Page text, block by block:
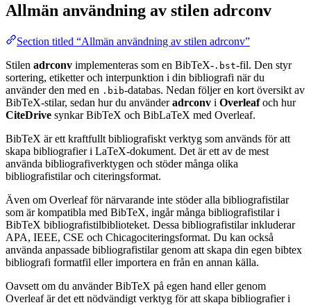
Allmän användning av stilen adrconv
Section titled “Allmän användning av stilen adrconv”
Stilen adrconv implementeras som en BibTeX- .bst-fil. Den styr
sortering, etiketter och interpunktion i din bibliografi när du
använder den med en .bib-databas. Nedan följer en kort översikt av
BibTeX-stilar, sedan hur du använderadrconv i Overleafoch hur
CiteDrive synkar BibTeX och BibLaTeX med Overleaf.
BibTeX är ett kraftfullt bibliografiskt verktyg som används för att
skapa bibliografier i LaTeX-dokument. Det är ett av de mest
använda bibliografiverktygen och stöder många olika
bibliografistilar och citeringsformat.
Även om Overleaf för närvarande inte stöder alla bibliografistilar
som är kompatibla med BibTeX, ingår många bibliografistilar i
BibTeX bibliografistilbiblioteket. Dessa bibliografistilar inkluderar
APA, IEEE, CSE och Chicagociteringsformat. Du kan också
använda anpassade bibliografistilar genom att skapa din egen bibtex
bibliografi formatfil eller importera en från en annan källa.
Oavsett om du använder BibTeX på egen hand eller genom
Overleaf är det ett nödvändigt verktyg för att skapa bibliografier i